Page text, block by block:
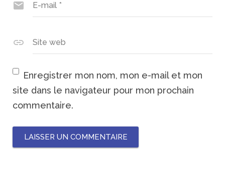
E-mail *
Site web
Enregistrer mon nom, mon e-mail et mon
site dans le navigateur pour mon prochain
commentaire.